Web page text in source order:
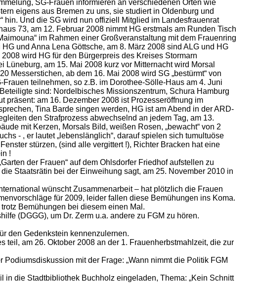
SG-Frauen informieren an verschiedenen Orten wie
eigens aus Bremen zu uns, sie studiert in Oldenburg und
hin. Und die SG wird nun offiziell Mitglied im Landesfrauenrat
73, am 12. Februar 2008 nimmt HG erstmals am Runden Tisch
im Rahmen einer Großveranstaltung mit dem Frauenring
und Anna Lena Göttsche, am 8. März 2008 sind ALG und HG
wird HG für den Bürgerpreis des Kreises Stormarn
am 15. Mai 2008 kurz vor Mitternacht wird Morsal
Messerstichen, ab dem 16. Mai 2008 wird SG „bestürmt“ von
teilnehmen, so z.B. im Dorothee-Sölle-Haus am 4. Juni
sind: Nordelbisches Missionszentrum, Schura Hamburg
präsent: am 16. Dezember 2008 ist Prozesseröffnung im
Tina Barde singen werden, HG ist am Abend in der ARD-
den Strafprozess abwechselnd an jedem Tag, am 13.
mit Kerzen, Morsals Bild, weißen Rosen, „bewacht“ von 2
- , er lautet „lebenslänglich“, darauf spielen sich tumultuöse
stürzen, (sind alle vergittert !), Richter Bracken hat eine
!
der Frauen“ auf dem Ohlsdorfer Friedhof aufstellen zu
Staatsrätin bei der Einweihung sagt, am 25. November 2010 in
wünscht Zusammenarbeit – hat plötzlich die Frauen
für 2009, leider fallen diese Bemühungen ins Koma.
Bemühungen bei diesem einen Mal.
(DGGG), um Dr. Zerm u.a. andere zu FGM zu hören.
den Gedenkstein kennenzulernen.
teil, am 26. Oktober 2008 an der 1. Frauenherbstmahlzeit, die zur
mit der Frage: „Wann nimmt die Politik FGM
die Stadtbibliothek Buchholz eingeladen, Thema: „Kein Schnitt